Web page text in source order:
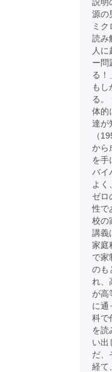
源の
ミ
読み
人
ー問
る！
もし
る
体的
達が
（
から
を手
バイ
よく
ゼロ
性で
校の
講義
家庭
で家
のも
れ、
が
に通
科で
を読
い出
だ、
経て